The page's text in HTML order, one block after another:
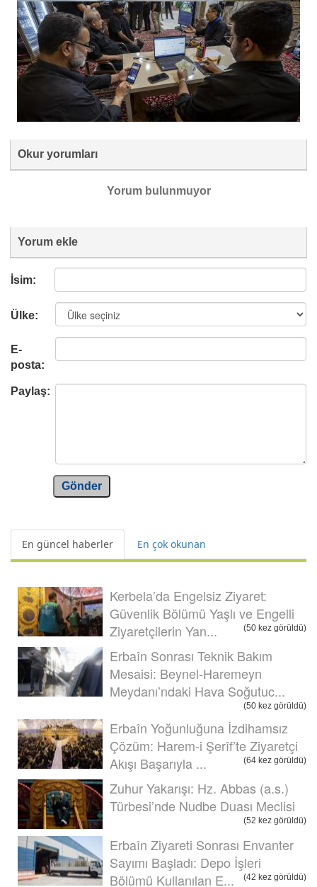
Okur yorumları
Yorum bulunmuyor
Yorum ekle
İsim:
Ülke:
E-
posta:
Paylaş:
Gönder
En güncel haberler En çok okunan
Kerbela’da Engelsiz Ziyaret:
Güvenlik Bölümü Yaşlı ve Engelli
Ziyaretçilerin Yan...
(50 kez görüldü)
Erbaîn Sonrası Teknik Bakım
Mesaisi: Beynel-Haremeyn
Meydanı’ndaki Hava Soğutuc...
(50 kez görüldü)
Erbaîn Yoğunluğuna İzdihamsız
Çözüm: Harem-i Şerîf’te Ziyaretçi
Akışı Başarıyla ...
(64 kez görüldü)
Zuhur Yakarışı: Hz. Abbas (a.s.)
Türbesi’nde Nudbe Duası Meclisi
(52 kez görüldü)
Erbaîn Ziyareti Sonrası Envanter
Sayımı Başladı: Depo İşleri
Bölümü Kullanılan E...
(42 kez görüldü)